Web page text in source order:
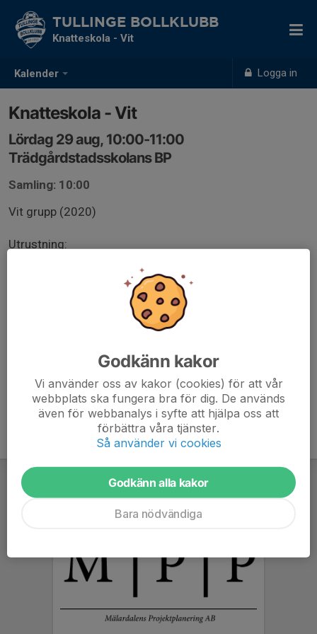
Kalender Logga in
TULLINGE BOLLKLUBB
Knatteskola - Vit
Knatteskola - Vit
Lördag 29 aug, 10:00-11:00
Trädgårdstadsskolans BP
Samling: 10:00
Vit grupp (2020)
Utrustning:
Godkänn kakor
Vi använder oss av kakor (cookies) för att vår
webbplats ska fungera bra för dig. De används
även för webbanalys i syfte att hjälpa oss att
förbättra våra tjänster.
Så använder vi cookies
Godkänn alla kakor
Bara nödvändiga